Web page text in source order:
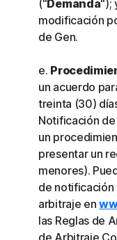
("Demanda");
modificación
de Gen.
e.
un acuerdo
treinta (30)
Notificación
un
presentar un
menores).
de notificación
arbitraje en
las Reglas de
de Arbitraje